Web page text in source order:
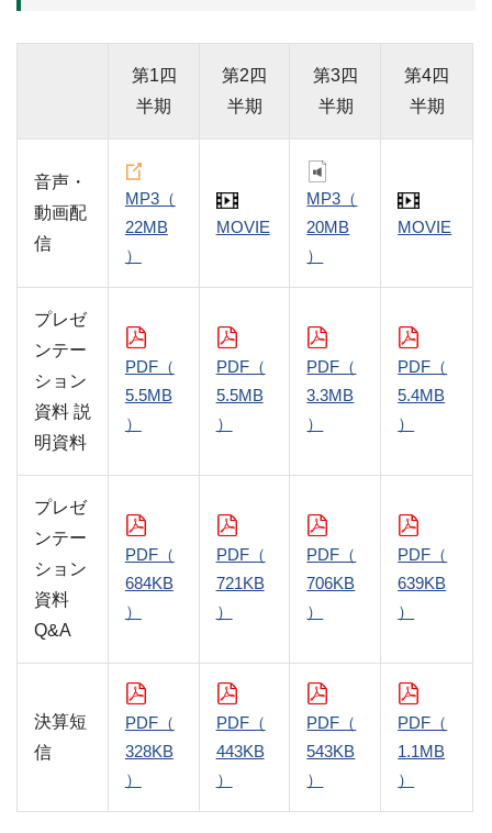
第1四
半期
第2四
半期
第3四
半期
第4四
半期
音声・
動画配
信
MP3（
22MB
）
MOVIE
MP3（
20MB
）
MOVIE
プレゼ
ンテー
ション
資料 説
明資料
PDF（
5.5MB
）
PDF（
5.5MB
）
PDF（
3.3MB
）
PDF（
5.4MB
）
プレゼ
ンテー
ション
資料
Q&A
PDF（
684KB
）
PDF（
721KB
）
PDF（
706KB
）
PDF（
639KB
）
決算短
信
PDF（
328KB
）
PDF（
443KB
）
PDF（
543KB
）
PDF（
1.1MB
）